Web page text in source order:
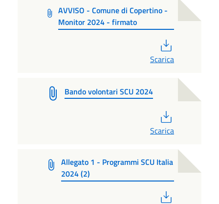
AVVISO - Comune di Copertino -
Monitor 2024 - firmato
Scarica
Bando volontari SCU 2024
Scarica
Allegato 1 - Programmi SCU Italia
2024 (2)